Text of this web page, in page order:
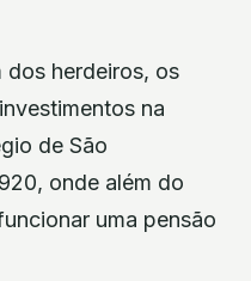
dos herdeiros, os
na
de São
onde além do
uma pensão